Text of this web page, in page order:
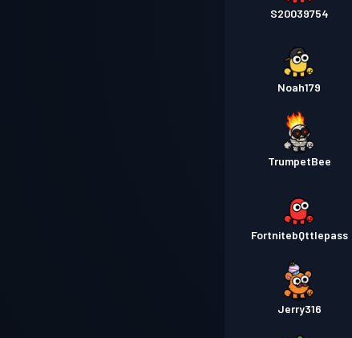
S20039754
Noah179
TrumpetBee
FortnitebQttlepass
Jerry316